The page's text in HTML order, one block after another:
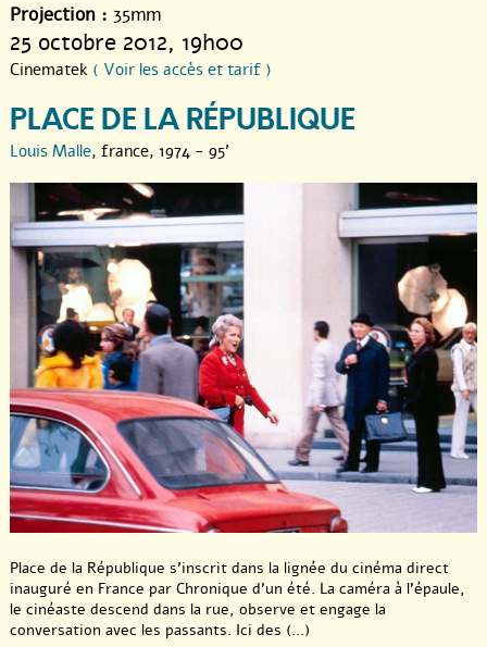
Projection : 35mm
25 octobre 2012, 19h00
Cinematek ( Voir les accès et tarif )
PLACE DE LA RÉPUBLIQUE
Louis Malle, france, 1974 - 95'
Place de la République s’inscrit dans la lignée du cinéma direct
inauguré en France par Chronique d’un été. La caméra à l’épaule,
le cinéaste descend dans la rue, observe et engage la
conversation avec les passants. Ici des (...)